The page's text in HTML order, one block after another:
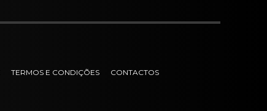
TERMOS E CONDIÇÕES CONTACTOS